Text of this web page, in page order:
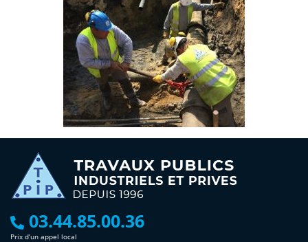
03.44.85.00.36
Prix d’un appel local